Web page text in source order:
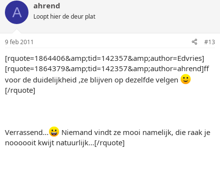
A ahrend
Loopt hier de deur plat
9 feb 2011 #13
[rquote=1864406&amp;tid=142357&amp;author=Edvries]
[rquote=1864379&amp;tid=142357&amp;author=ahrend]ff
voor de duidelijkheid ,ze blijven op dezelfde velgen
[/rquote]
Verrassend...
Niemand vindt ze mooi namelijk, die raak je
noooooit kwijt natuurlijk...[/rquote]